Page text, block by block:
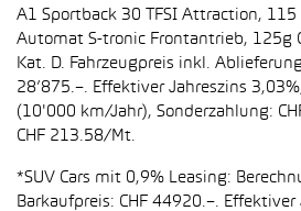
A1 Sportback 30 TFSI Attraction, 115
Automat S-tronic Frontantrieb, 125g
Kat. D. Fahrzeugpreis inkl.
28’875.–. Effektiver Jahreszins
(10'000 km/Jahr), Sonderzahlung:
CHF 213.58/Mt.
*SUV Cars mit 0,9% Leasing:
Barkaufpreis: CHF 44920.–. Effektiver